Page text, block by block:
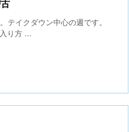
テイクダウン中心の週です。
り方 ...